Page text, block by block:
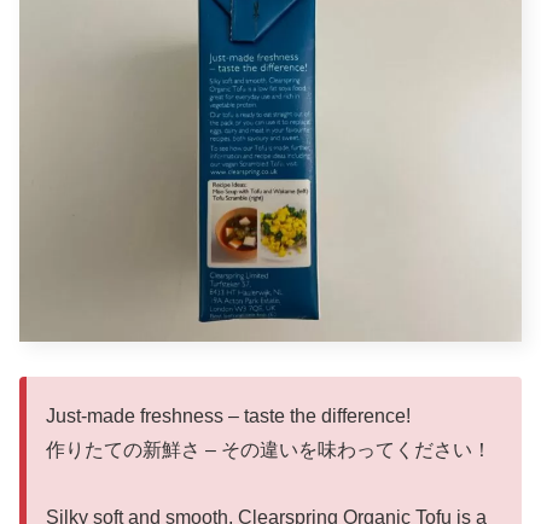
Just-made freshness – taste the difference!
作りたての新鮮さ – その違いを味わってください！
Silky soft and smooth, Clearspring Organic Tofu is a